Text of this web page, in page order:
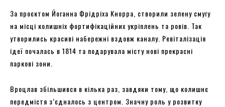
За проєктом Йоганна Фрідріха Кнорра, створили зелену смугу
на місці колишніх фортифікаційних укріплень та ровів. Так
утворились красиві набережні вздовж каналу. Ревіталізація
ідеї почалась в 1814 та подарувала місту нові прекрасні
паркові зони.
Вроцлав збільшився в кілька раз, завдяки тому, що колишнє
передмістя з’єдналось з центром. Значну роль у розвитку